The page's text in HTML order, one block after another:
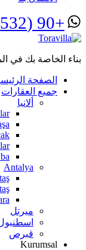
+90 (532) 282 15 99
بناء الخاصة بك في
الصفحة
جميع العقارات
ألانيا
Antalya
ميرتل
قبرص
Kurumsal